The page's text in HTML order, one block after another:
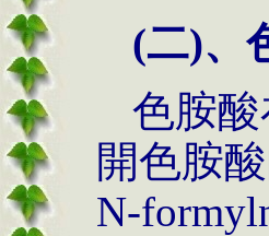
(二)、
色胺
開色胺
N-